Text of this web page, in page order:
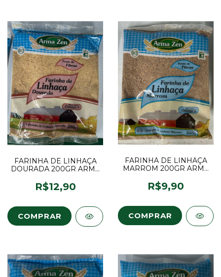
FARINHA DE LINHAÇA
DOURADA 200GR ARMA
R$12,90
FARINHA DE LINHAÇA
MARROM 200GR ARMA
R$9,90